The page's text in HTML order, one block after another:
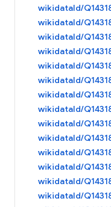
wikidataId/
wikidataId/
wikidataId/
wikidataId/
wikidataId/
wikidataId/
wikidataId/
wikidataId/
wikidataId/
wikidataId/
wikidataId/
wikidataId/
wikidataId/
wikidataId/